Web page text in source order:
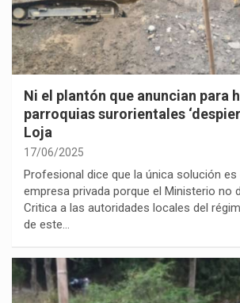
Ni el plantón que anuncian para
parroquias surorientales
Loja
17/06/2025
Profesional dice que la única solución
empresa privada porque el Ministerio no
Critica a las autoridades locales del
de este…